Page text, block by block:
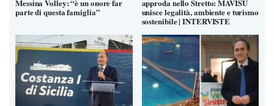
Messina Volley: “è un onore far
parte di questa famiglia”
approda nello Stretto: MAVISU
unisce legalità, ambiente e turismo
sostenibile | INTERVISTE